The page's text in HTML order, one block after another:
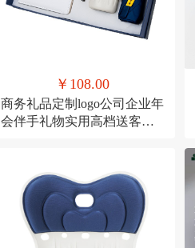
￥108.00
商务礼品定制logo公司企业年
会伴手礼物实用高档送客户